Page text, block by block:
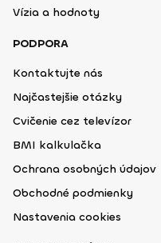
Vízia a hodnoty
PODPORA
Kontaktujte nás
Najčastejšie otázky
Cvičenie cez televízor
BMI kalkulačka
Ochrana osobných údajov
Obchodné podmienky
Nastavenia cookies